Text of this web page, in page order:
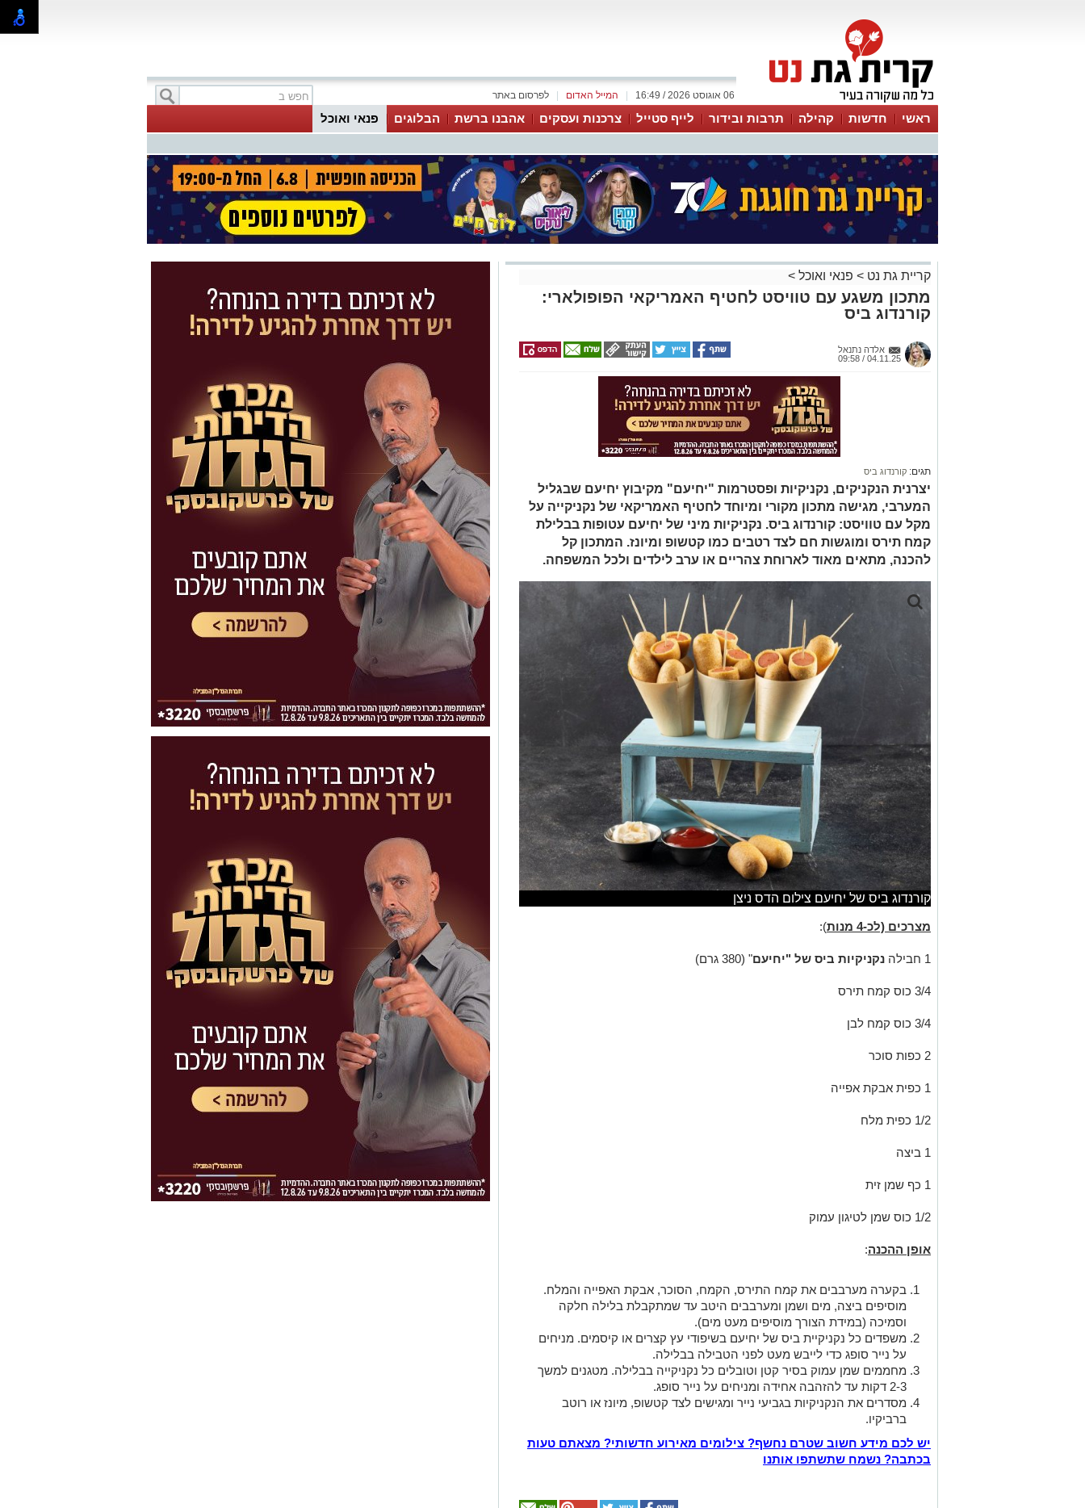
לפרסום באתר המייל האדום 06 אוגוסט 2026 / 16:49
ראשי חדשות קהילה תרבות ובידור לייף סטייל צרכנות ועסקים אהבנו ברשת הבלוגים פנאי ואוכל
קריית גת נט > פנאי ואוכל >
מתכון משגע עם טוויסט לחטיף האמריקאי הפופולארי:
קורנדוג ביס
אלדה נתנאל
04.11.25 / 09:58
תגים: קורנדוג ביס
יצרנית הנקניקים, נקניקיות ופסטרמות "יחיעם" מקיבוץ יחיעם שבגליל
המערבי, מגישה מתכון מקורי ומיוחד לחטיף האמריקאי של נקניקייה על
מקל עם טוויסט: קורנדוג ביס. נקניקיות מיני של יחיעם עטופות בבלילת
קמח תירס ומוגשות חם לצד רטבים כמו קטשופ ומיונז. המתכון קל
להכנה, מתאים מאוד לארוחת צהריים או ערב לילדים ולכל המשפחה.
קורנדוג ביס של יחיעם צילום הדס ניצן
מצרכים (לכ-4 מנות ):
1 חבילה נקניקיות ביס של "יחיעם" (380 גרם)
3/4 כוס קמח תירס
3/4 כוס קמח לבן
2 כפות סוכר
1 כפית אבקת אפייה
1/2 כפית מלח
1 ביצה
1 כף שמן זית
1/2 כוס שמן לטיגון עמוק
אופן ההכנה:
בקערה מערבבים את קמח התירס, הקמח, הסוכר, אבקת האפייה והמלח.
מוסיפים ביצה, מים ושמן ומערבבים היטב עד שמתקבלת בלילה חלקה
וסמיכה (במידת הצורך מוסיפים מעט מים).
משפדים כל נקניקיית ביס של יחיעם בשיפודי עץ קצרים או קיסמים. מניחים
על נייר סופג כדי לייבש מעט לפני הטבילה בבלילה.
מחממים שמן עמוק בסיר קטן וטובלים כל נקניקייה בבלילה. מטגנים למשך
2-3 דקות עד להזהבה אחידה ומניחים על נייר סופג.
מסדרים את הנקניקיות בגביעי נייר ומגישים לצד קטשופ, מיונז או רוטב
ברביקיו.
יש לכם מידע חשוב שטרם נחשף? צילומים מאירוע חדשותי? מצאתם טעות
בכתבה? נשמח שתשתפו אותנו